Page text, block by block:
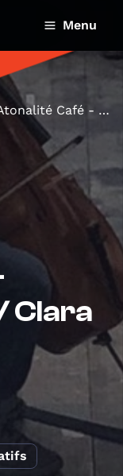
Menu
Atonalité Café - 09.01.2023 - w/ Clara Olivares
Clara